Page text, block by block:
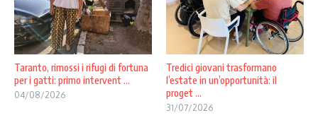
Taranto, rimossi i rifugi di fortuna
per i gatti: primo intervent ...
04/08/2026
Tredici giovani trasformano
l’estate in un’opportunità: il
proget ...
31/07/2026